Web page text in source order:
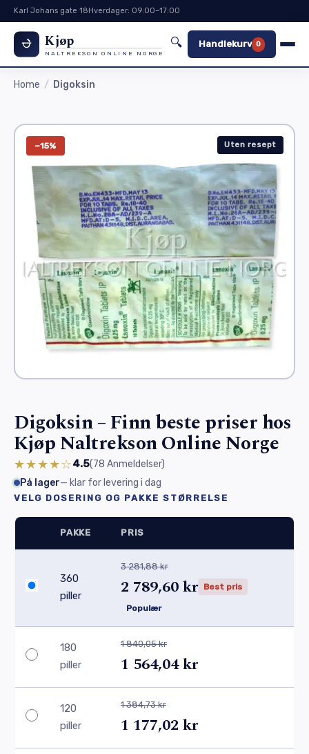
Karl Johans gate 18Hverdager: 09:00–17:00
Kjøp
NALTREKSON ONLINE NORGE
🔍 Handlekurv 0
Home Digoksin
−15% Uten resept
Digoksin – Finn beste priser hos
Kjøp Naltrekson Online Norge
★★★★☆4.5(78 Anmeldelser)
På lager— klar for levering i dag
VELG DOSERING OG PAKKE STØRRELSE
PAKKE PRIS
360
piller
3 281,88 kr
2 789,60 kr Best pris
Populær
180
piller
1 840,05 kr
1 564,04 kr
120
piller
1 384,73 kr
1 177,02 kr